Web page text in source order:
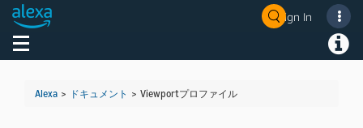
Sign In
Toggle navigation
Alexa > ドキュメント > Viewportプロファイル
Welcome! Ask the DevAssistant